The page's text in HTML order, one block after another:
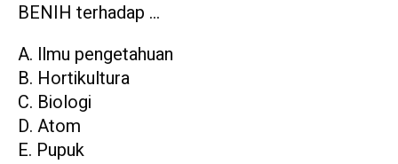
BENIH terhadap …
A. llmu pengetahuan
B. Hortikultura
C. Biologi
D. Atom
E. Pupuk